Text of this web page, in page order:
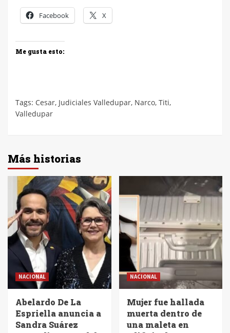
Facebook X
Me gusta esto:
Tags: Cesar, Judiciales Valledupar, Narco, Titi,
Valledupar
Más historias
NACIONAL
Abelardo De La
Espriella anuncia a
Sandra Suárez
NACIONAL
Mujer fue hallada
muerta dentro de
una maleta en